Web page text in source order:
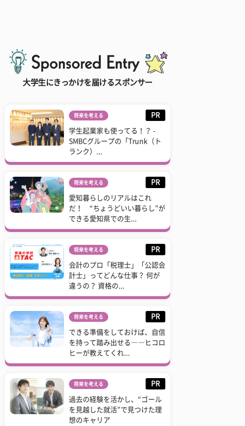
大学生にきっかけを届けるスポンサー
将来を考える PR
学生起業家も使ってる！？ -
SMBCグループの「Trunk（ト
ランク）...
将来を考える PR
愛知暮らしのリアルはこれ
だ！ “ちょうどいい暮らし”が
できる愛知県での生...
将来を考える PR
会計のプロ「税理士」「公認会
計士」ってどんな仕事？ 何が
違うの？ 資格の...
将来を考える PR
できる準備をしておけば、自信
を持って踏み出せる――ヒコロ
ヒーが教えてくれ...
将来を考える PR
過去の経験を活かし、“ゴール
を見越した就活”で見つけた理
想のキャリア